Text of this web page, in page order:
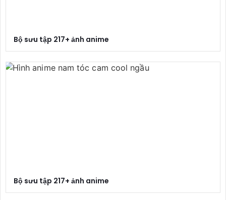
Bộ sưu tập 217+ ảnh anime
Bộ sưu tập 217+ ảnh anime